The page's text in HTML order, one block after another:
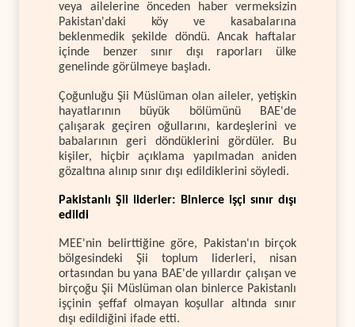
veya ailelerine önceden haber vermeksizin
Pakistan'daki köy ve kasabalarına
beklenmedik şekilde döndü. Ancak haftalar
içinde benzer sınır dışı raporları ülke
genelinde görülmeye başladı.
Çoğunluğu Şii Müslüman olan aileler, yetişkin
hayatlarının büyük bölümünü BAE'de
çalışarak geçiren oğullarını, kardeşlerini ve
babalarının geri döndüklerini gördüler. Bu
kişiler, hiçbir açıklama yapılmadan aniden
gözaltına alınıp sınır dışı edildiklerini söyledi.
Pakistanlı Şii liderler: Binlerce işçi sınır dışı
edildi
MEE'nin belirttiğine göre, Pakistan'ın birçok
bölgesindeki Şii toplum liderleri, nisan
ortasından bu yana BAE'de yıllardır çalışan ve
birçoğu Şii Müslüman olan binlerce Pakistanlı
işçinin şeffaf olmayan koşullar altında sınır
dışı edildiğini ifade etti.